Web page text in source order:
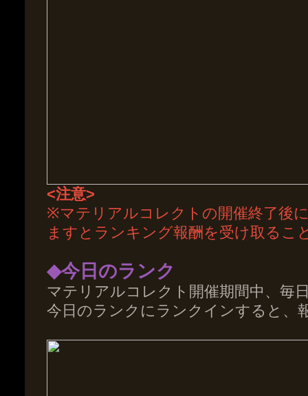
<注意>
※マテリアルコレクトの開催終了後
ますとランキング報酬を受け取るこ
◆今日のランク
マテリアルコレクト開催期間中、毎
今日のランクにランクインすると、